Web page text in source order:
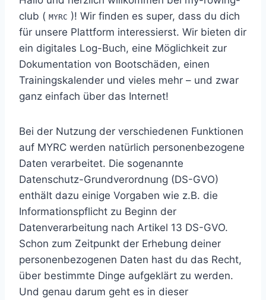
club ( MYRC )! Wir finden es super, dass du dich
für unsere Plattform interessierst. Wir bieten dir
ein digitales Log-Buch, eine Möglichkeit zur
Dokumentation von Bootschäden, einen
Trainingskalender und vieles mehr – und zwar
ganz einfach über das Internet!
Bei der Nutzung der verschiedenen Funktionen
auf MYRC werden natürlich personenbezogene
Daten verarbeitet. Die sogenannte
Datenschutz-Grundverordnung (DS-GVO)
enthält dazu einige Vorgaben wie z.B. die
Informationspflicht zu Beginn der
Datenverarbeitung nach Artikel 13 DS-GVO.
Schon zum Zeitpunkt der Erhebung deiner
personenbezogenen Daten hast du das Recht,
über bestimmte Dinge aufgeklärt zu werden.
Und genau darum geht es in dieser